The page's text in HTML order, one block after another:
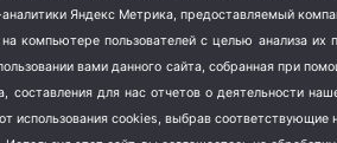
аналитики Яндекс Метрика, предоставляемый
компьютере пользователей с целью анализа их
вами данного сайта, собранная при
составления для нас отчетов о деятельности
использования cookies, выбрав